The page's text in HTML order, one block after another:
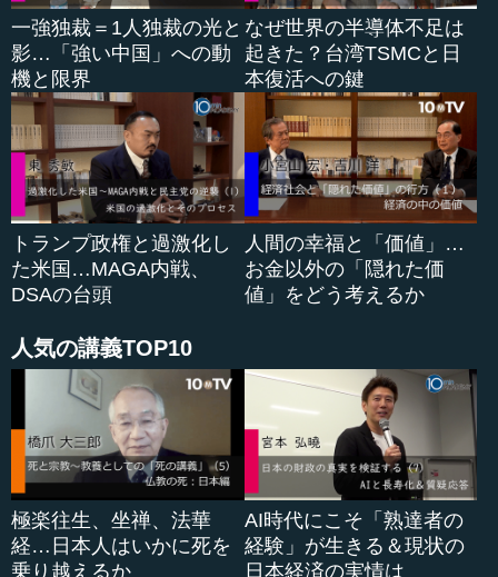
第５番目に、こうしたイスラム国とは、どのような国であ
り体制なのかというと、あるパレスチナ系アメリカ人は
「徹底した全体主義」「完全な全体主義」だと、このよう
な表現をしています。
すなわち、イスラム国という集団にして国家は、ヨーロッ
パが第１次世界大戦後に確定した経済や政治、地理上の境
界を無視しようとしている。この現実に対して、アメリカ
やイギリス、フランスをはじめ西欧の国々は不快感を持っ
ている。のみならず、このように無視している現実の中
で、シリアとイラクの国境が事実上、今消え去っている。
ことにより、イスラムに規定されている、手首を切ると
か、あるいは、石投げで人々を死に追い込むといったよう
な７世紀の固定された刑罰などを導入することによって、
イスラムを彼らの言うところのカリフ国家として２１世紀
に実現していこうというような行為が見えてきているので
す。
ヨーロッパやアメリカの指導者は、こういう現実を見て、
しか...
一強独裁＝1人独裁の光と
影…「強い中国」への動
機と限界
なぜ世界の半導体不足は
起きた？台湾TSMCと日
本復活への鍵
トランプ政権と過激化し
た米国…MAGA内戦、
DSAの台頭
人間の幸福と「価値」…
お金以外の「隠れた価
値」をどう考えるか
人気の講義TOP10
極楽往生、坐禅、法華
経…日本人はいかに死を
乗り越えるか
AI時代にこそ「熟達者の
経験」が生きる＆現状の
日本経済の実情は